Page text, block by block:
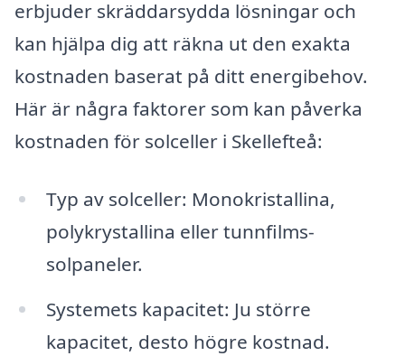
erbjuder skräddarsydda lösningar och
kan hjälpa dig att räkna ut den exakta
kostnaden baserat på ditt energibehov.
Här är några faktorer som kan påverka
kostnaden för solceller i Skellefteå:
Typ av solceller: Monokristallina,
polykrystallina eller tunnfilms-
solpaneler.
Systemets kapacitet: Ju större
kapacitet, desto högre kostnad.